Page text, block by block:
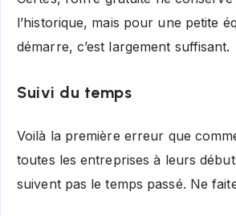
l’historique, mais pour une petite
démarre, c’est largement suffisant.
Suivi du temps
Voilà la première erreur que
toutes les entreprises à leurs
suivent pas le temps passé. Ne